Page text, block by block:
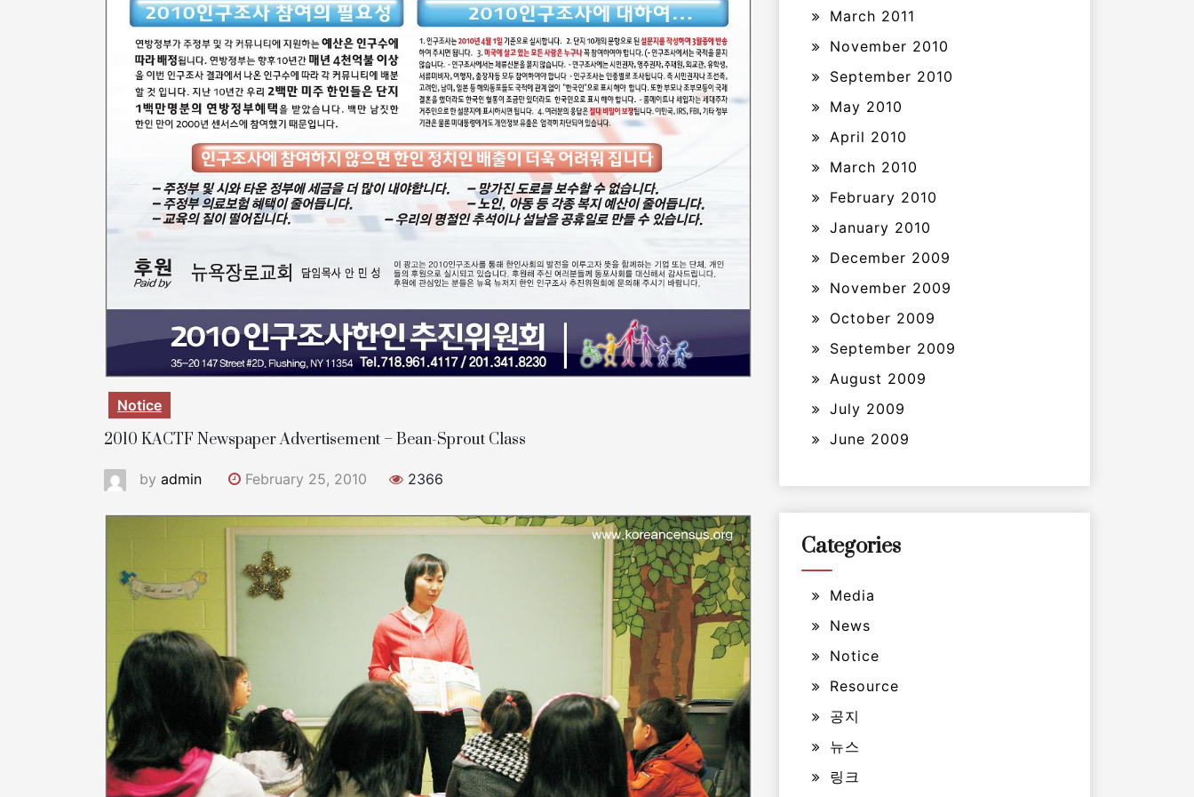
Notice
2010 KACTF Newspaper Advertisement – Bean-Sprout Class
by admin February 25, 2010 2366
March 2011
November 2010
September 2010
May 2010
April 2010
March 2010
February 2010
January 2010
December 2009
November 2009
October 2009
September 2009
August 2009
July 2009
June 2009
Categories
Media
News
Notice
Resource
공지
뉴스
링크